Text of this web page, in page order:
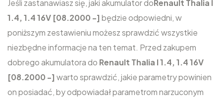
Jeśli zastanawiasz się, jaki akumulator doRenault Thalia I
1.4, 1.4 16V [08.2000 -] będzie odpowiedni, w
poniższym zestawieniu możesz sprawdzić wszystkie
niezbędne informacje na ten temat. Przed zakupem
dobrego akumulatora do Renault Thalia I 1.4, 1.4 16V
[08.2000 -] warto sprawdzić, jakie parametry powinien
on posiadać, by odpowiadał parametrom narzuconym